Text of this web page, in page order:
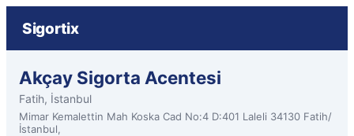
Sigortix
Akçay Sigorta Acentesi
Fatih, İstanbul
Mimar Kemalettin Mah Koska Cad No:4 D:401 Laleli 34130 Fatih/
İstanbul,